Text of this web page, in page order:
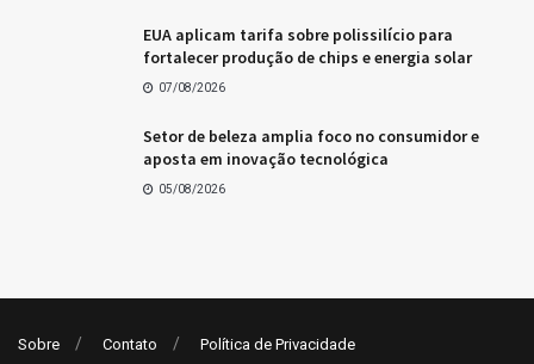
EUA aplicam tarifa sobre polissilício para
fortalecer produção de chips e energia solar
07/08/2026
Setor de beleza amplia foco no consumidor e
aposta em inovação tecnológica
05/08/2026
Sobre Contato Política de Privacidade